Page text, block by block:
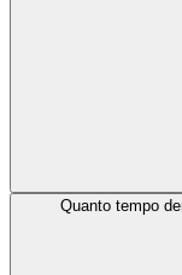
Quanto tempo